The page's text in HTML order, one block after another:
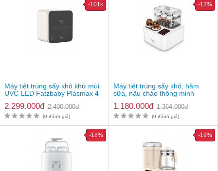
Máy tiệt trùng sấy khô khử mùi
UVC-LED Fatzbaby Plasmax 4
2.299.000đ 2.400.000đ
-101k
(0 đánh giá)
Máy tiệt trùng sấy khô, hâm
sữa, nấu cháo thông minh
1.180.000đ 1.364.000đ
-13%
(0 đánh giá)
-18% -19%